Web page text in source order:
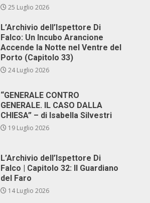
25 Luglio 2026
L’Archivio dell’Ispettore Di
Falco: Un Incubo Arancione
Accende la Notte nel Ventre del
Porto (Capitolo 33)
24 Luglio 2026
“GENERALE CONTRO
GENERALE. IL CASO DALLA
CHIESA” – di Isabella Silvestri
19 Luglio 2026
L’Archivio dell’Ispettore Di
Falco | Capitolo 32: Il Guardiano
del Faro
14 Luglio 2026